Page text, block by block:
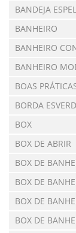
BANDEJA
BANHEIRO
BANHEIRO
BANHEIRO
BOAS
BORDA
BOX
BOX DE ABRIR
BOX DE
BOX DE
BOX DE
BOX DE